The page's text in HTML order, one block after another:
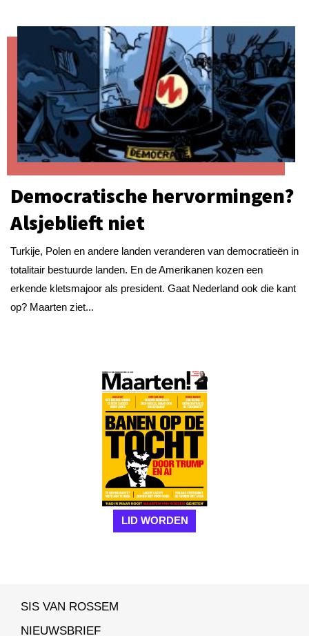
Democratische hervormingen?
Alsjeblieft niet
Turkije, Polen en andere landen veranderen van democratieën in
totalitair bestuurde landen. En de Amerikanen kozen een
erkende kletsmajoor als president. Gaat Nederland ook die kant
op? Maarten ziet...
LID WORDEN
SIS VAN ROSSEM
NIEUWSBRIEF